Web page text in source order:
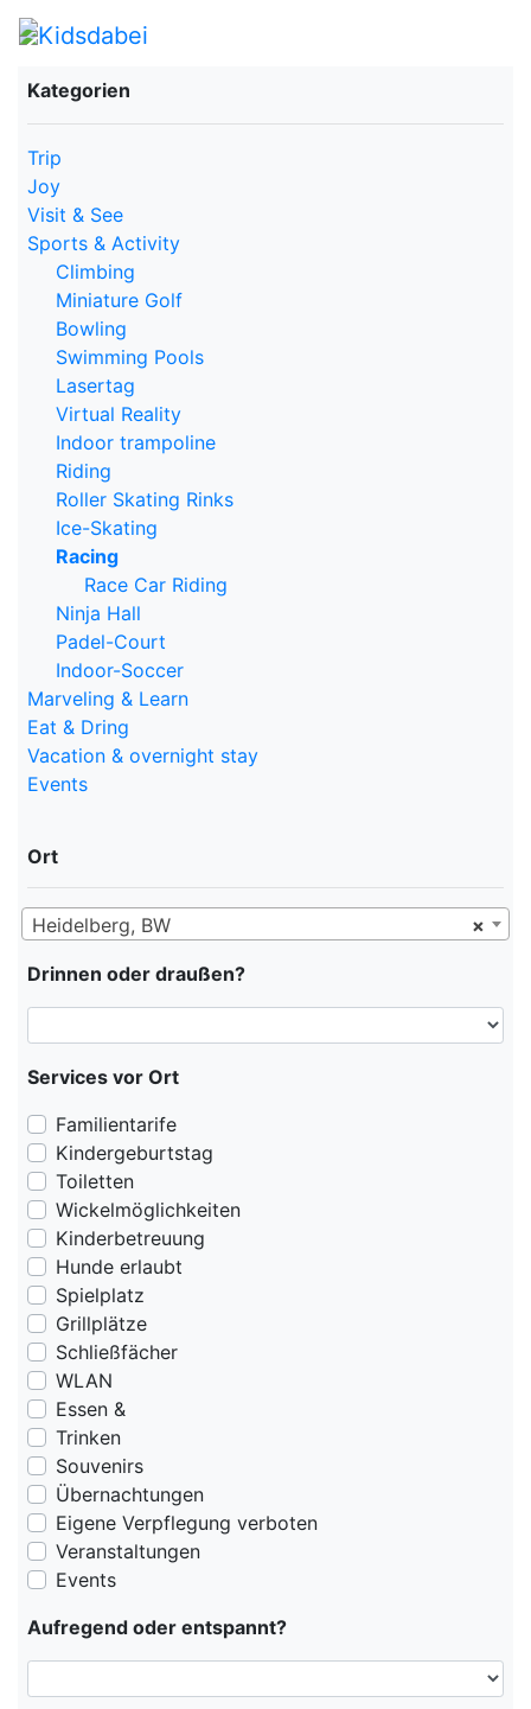
Kategorien
Trip
Joy
Visit & See
Sports & Activity
Climbing
Miniature Golf
Bowling
Swimming Pools
Lasertag
Virtual Reality
Indoor trampoline
Riding
Roller Skating Rinks
Ice-Skating
Racing
Race Car Riding
Ninja Hall
Padel-Court
Indoor-Soccer
Marveling & Learn
Eat & Dring
Vacation & overnight stay
Events
Ort
×
Heidelberg, BW
Drinnen oder draußen?
Services vor Ort
Familientarife
Kindergeburtstag
Toiletten
Wickelmöglichkeiten
Kinderbetreuung
Hunde erlaubt
Spielplatz
Grillplätze
Schließfächer
WLAN
Essen &
Trinken
Souvenirs
Übernachtungen
Eigene Verpflegung verboten
Veranstaltungen
Events
Aufregend oder entspannt?